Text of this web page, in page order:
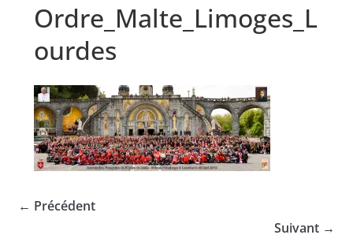
Ordre_Malte_Limoges_L
ourdes
← Précédent
Suivant →